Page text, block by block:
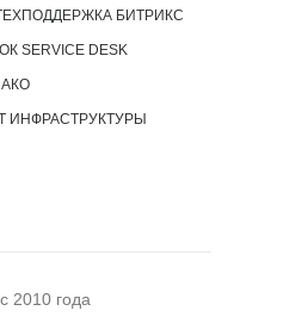
БИТРИКС
SERVICE DESK
ИНФРАСТРУКТУРЫ
2010 года